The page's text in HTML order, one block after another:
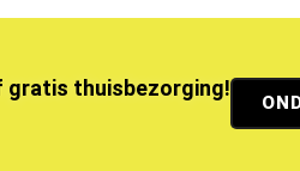
gratis thuisbezorging!